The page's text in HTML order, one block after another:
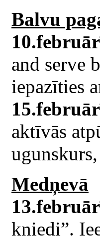
Balvu
and serve
iepazīties
aktīvās
Medņevā
kniedi”.